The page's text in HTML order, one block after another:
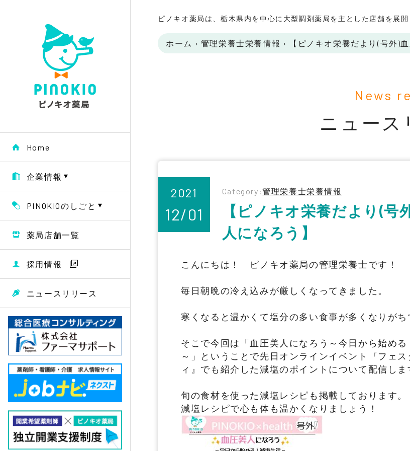
Home
企業情報
PINOKIOのしごと
薬局店舗一覧
採用情報
ニュースリリース
ピノキオ薬局は、栃木県内を中心に大型調剤薬局を主とした店舗を展開
ホーム › 管理栄養士栄養情報 › 【ピノキオ栄養だより(号外)
News
ニュース
2021
12/01
Category:管理栄養士栄養情報
【ピノキオ栄養だより(号
人になろう】
こんにちは！ ピノキオ薬局の管理栄養士です！
毎日朝晩の冷え込みが厳しくなってきました。
寒くなると温かくて塩分の多い食事が多くなりがち
そこで今回は「血圧美人になろう～今日から始める
～」
ということで先日オンラインイベント『フェ
ィ』 でも紹介した減塩のポイントについて配信しま
旬の食材を使った減塩レシピも掲載しております。
減塩レシピで心も体も温かくなりましょう！